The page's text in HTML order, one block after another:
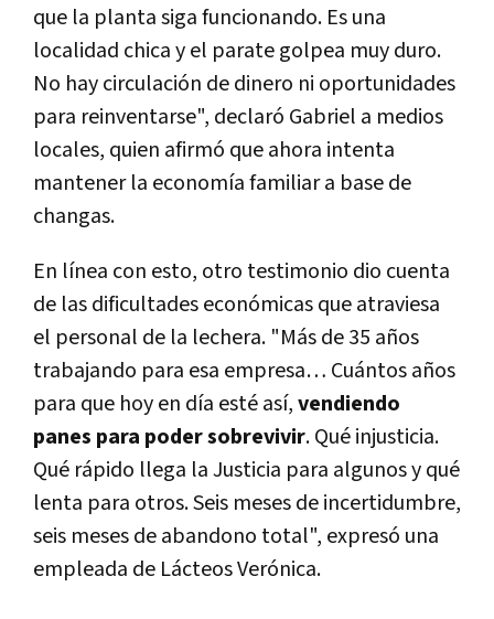
que la planta siga funcionando. Es una
localidad chica y el parate golpea muy duro.
No hay circulación de dinero ni oportunidades
para reinventarse", declaró Gabriel a medios
locales, quien afirmó que ahora intenta
mantener la economía familiar a base de
changas.
En línea con esto, otro testimonio dio cuenta
de las dificultades económicas que atraviesa
el personal de la lechera. "Más de 35 años
trabajando para esa empresa… Cuántos años
para que hoy en día esté así,vendiendo
panes para poder sobrevivir. Qué injusticia.
Qué rápido llega la Justicia para algunos y qué
lenta para otros. Seis meses de incertidumbre,
seis meses de abandono total", expresó una
empleada de Lácteos Verónica.